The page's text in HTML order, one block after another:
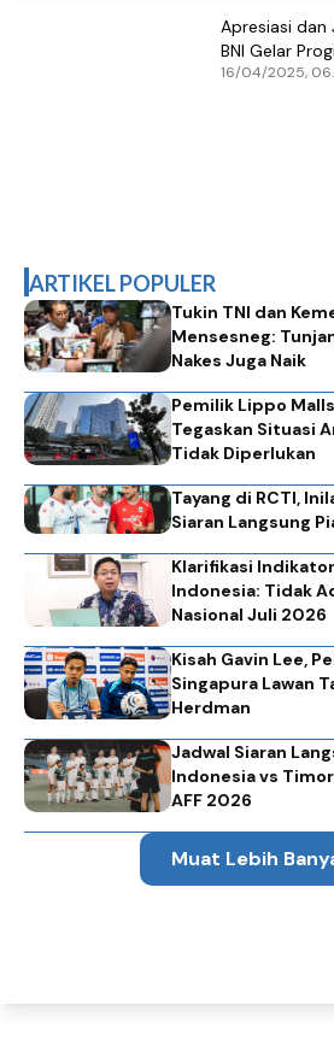
Apresiasi dan
BNI Gelar
wondr BNI
16/04/2025,
ARTIKEL POPULER
Tukin TNI dan
Mensesneg:
Nakes Juga Naik
Pemilik Lippo
Tegaskan Situasi
Tidak Diperlukan
Tayang di RCTI,
Siaran Langsung
Klarifikasi
Indonesia: Tidak
Nasional Juli 2026
Kisah Gavin Lee,
Singapura Lawan
Herdman
Jadwal Siaran
Indonesia vs
AFF 2026
Muat Lebih